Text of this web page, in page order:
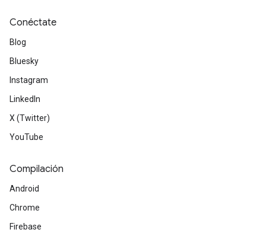
Conéctate
Blog
Bluesky
Instagram
LinkedIn
X (Twitter)
YouTube
Compilación
Android
Chrome
Firebase